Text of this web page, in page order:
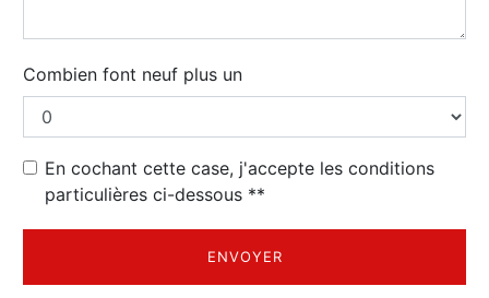
Combien font neuf plus un
En cochant cette case, j'accepte les conditions
particulières ci-dessous **
ENVOYER